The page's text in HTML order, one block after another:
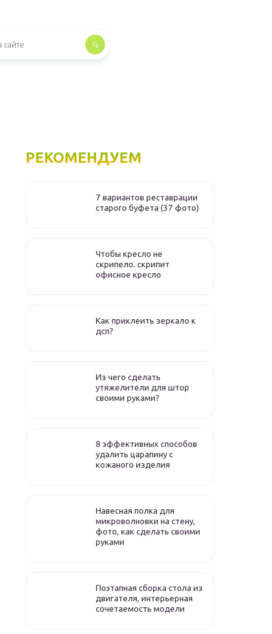
РЕКОМЕНДУЕМ
7 вариантов реставрации
старого буфета (37 фото)
Чтобы кресло не
скрипело. скрипит
офисное кресло
Как приклеить зеркало к
дсп?
Из чего сделать
утяжелители для штор
своими руками?
8 эффективных способов
удалить царапину с
кожаного изделия
Навесная полка для
микроволновки на стену,
фото, как сделать своими
руками
Поэтапная сборка стола из
двигателя, интерьерная
сочетаемость модели